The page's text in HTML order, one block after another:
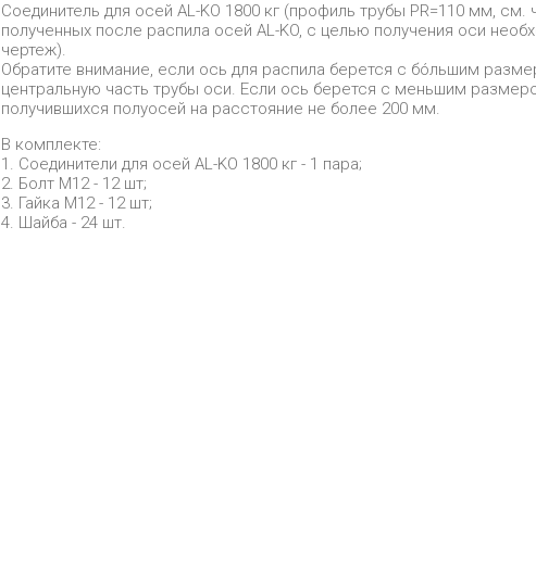
Соединитель для осей AL-KO 1800 кг (профиль трубы PR=110 мм,
полученных после распила осей AL-KO, с целью получения оси
чертеж).
Обратите внимание, если ось для распила берется с бóльшим
центральную часть трубы оси. Если ось берется с меньшим
получившихся полуосей на расстояние не более 200 мм.
В комплекте:
1. Соединители для осей AL-KO 1800 кг - 1 пара;
2. Болт М12 - 12 шт;
3. Гайка М12 - 12 шт;
4. Шайба - 24 шт.